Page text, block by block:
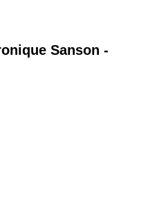
Sanson -